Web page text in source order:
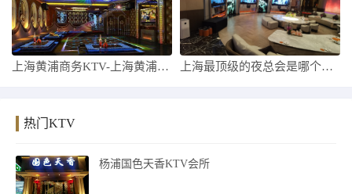
上海黄浦商务KTV-上海黄浦商务KTV预 上海最顶级的夜总会是哪个，外滩万利当之无
热门KTV
杨浦国色天香KTV会所